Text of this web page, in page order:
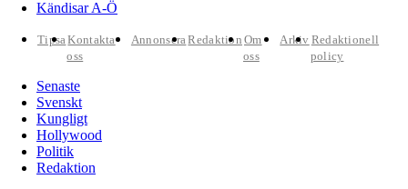
Kändisar A-Ö
TipsaKontakta
oss
AnnonseraRedaktion Om
oss
Arkiv Redaktionell
policy
Senaste
Svenskt
Kungligt
Hollywood
Politik
Redaktion